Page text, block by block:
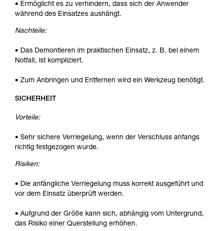
• Ermöglicht es zu verhindern, dass sich der Anwender
während des Einsatzes aushängt.
Nachteile:
• Das Demontieren im praktischen Einsatz, z. B. bei einem
Notfall, ist kompliziert.
• Zum Anbringen und Entfernen wird ein Werkzeug benötigt.
SICHERHEIT
Vorteile:
• Sehr sichere Verriegelung, wenn der Verschluss anfangs
richtig festgezogen wurde.
Risiken:
• Die anfängliche Verriegelung muss korrekt ausgeführt und
vor dem Einsatz überprüft werden.
• Aufgrund der Größe kann sich, abhängig vom Untergrund,
das Risiko einer Querstellung erhöhen.